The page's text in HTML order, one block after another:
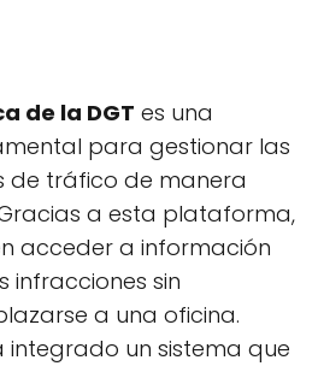
de la DGT es una
para gestionar las
de tráfico de manera
a esta plataforma,
acceder a información
infracciones sin
a una oficina.
integrado un sistema que